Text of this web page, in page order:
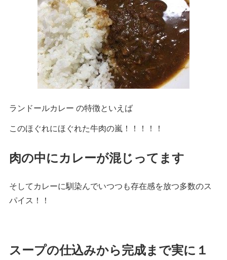
ランドールカレー の特徴といえば
このほぐれにほぐれた牛肉の嵐！！！！！
肉の中にカレーが混じってます
そしてカレーに馴染んでいつつも存在感を放つ多数のス
パイス！！
スープの仕込みから完成まで実に１